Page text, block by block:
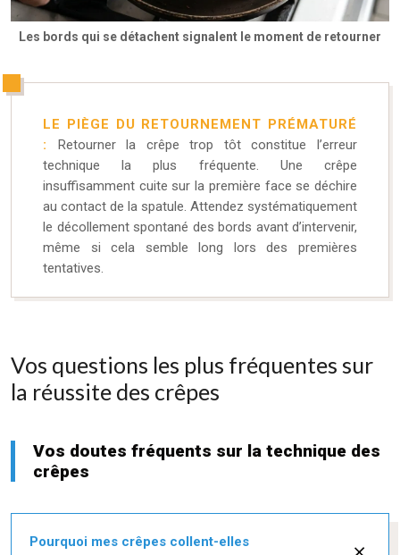
Les bords qui se détachent signalent le moment de retourner
LE PIÈGE DU RETOURNEMENT PRÉMATURÉ
:
Retourner la crêpe trop tôt constitue l’erreur
technique la plus fréquente. Une crêpe
insuffisamment cuite sur la première face se déchire
au contact de la spatule. Attendez systématiquement
le décollement spontané des bords avant d’intervenir,
même si cela semble long lors des premières
tentatives.
Vos questions les plus fréquentes sur
la réussite des crêpes
Vos doutes fréquents sur la technique des
crêpes
Pourquoi mes crêpes collent-elles